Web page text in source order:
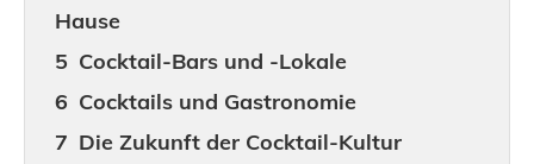
Hause
Cocktail-Bars und -Lokale
Cocktails und Gastronomie
Die Zukunft der Cocktail-Kultur